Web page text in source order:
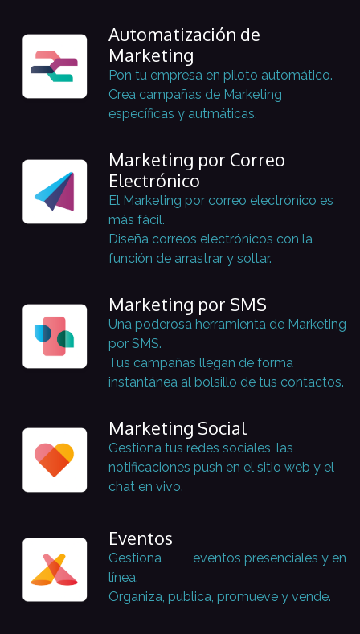
Automatización de
Marketing
Pon tu empresa en piloto automático.
Crea campañas de Marketing
específicas y autmáticas.
Marketing por Correo
Electrónico
El Marketing por correo electrónico es
más fácil.
Diseña correos electrónicos con la
función de arrastrar y soltar.
Marketing por SMS
Una poderosa herramienta de Marketing
por SMS.
Tus campañas llegan de forma
instantánea al bolsillo de tus contactos.
Marketing Social
Gestiona tus redes sociales, las
notificaciones push en el sitio web y el
chat en vivo.
Eventos
Gestiona
​eventos presenciales y en
línea.
Organiza, publica, promueve y vende.